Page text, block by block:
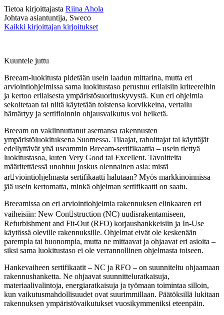
Tietoa kirjoittajasta Riina Ahola
Johtava asiantuntija, Sweco
Kaikki kirjoittajan kirjoitukset
Kuuntele juttu
Breeam-luokitusta pidetään usein laadun mittarina, mutta eri
arviointiohjelmissa sama luokitustaso perustuu erilaisiin kriteereihin
ja kertoo erilaisesta ympäristösuorituskyvystä. Kun eri ohjelmia
sekoitetaan tai niitä käytetään toistensa korvikkeina, vertailu
hämärtyy ja sertifioinnin ohjausvaikutus voi heiketä.
Breeam on vakiinnuttanut asemansa rakennusten
ympäristöluokituksena Suomessa. Tilaajat, rahoittajat tai käyttäjät
edellyttävät yhä useammin Breeam-sertifikaattia – usein tiettyä
luokitustasoa, kuten Very Good tai Excellent. Tavoitteita
määritettäessä unohtuu joskus olennainen asia: mistä
arviointiohjelmasta sertifikaatti halutaan? Myös markkinoinnissa
jää usein kertomatta, minkä ohjelman sertifikaatti on saatu.
Breeamissa on eri arviointiohjelmia rakennuksen elinkaaren eri
vaiheisiin: New Construction (NC) uudisrakentamiseen,
Refurbishment and Fit-Out (RFO) korjaushankkeisiin ja In-Use
käytössä oleville rakennuksille. Ohjelmat eivät ole keskenään
parempia tai huonompia, mutta ne mittaavat ja ohjaavat eri asioita –
siksi sama luokitustaso ei ole verrannollinen ohjelmasta toiseen.
Hankevaiheen sertifikaatit – NC ja RFO – on suunniteltu ohjaamaan
rakennushanketta. Ne ohjaavat suunnitteluratkaisuja,
materiaalivalintoja, energiaratkaisuja ja työmaan toimintaa silloin,
kun vaikutusmahdollisuudet ovat suurimmillaan. Päätöksillä lukitaan
rakennuksen ympäristövaikutukset vuosikymmeniksi eteenpäin.